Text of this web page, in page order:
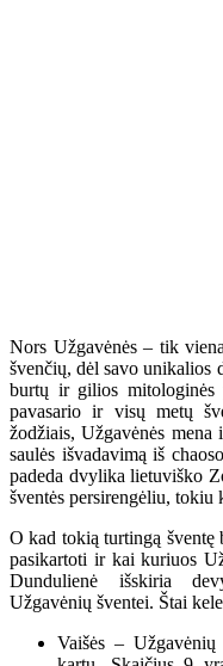
Nors Užgavėnės – tik
švenčių, dėl savo unikalios
burtų ir gilios mitologinės
pavasario ir visų metų
žodžiais, Užgavėnės
saulės išvadavimą iš
padeda dvylika lietuviško
šventės persirengėliu, tokiu
O kad tokią turtingą šventę
pasikartoti ir kai kuriuos
Dundulienė išskiria
Užgavėnių šventei. Štai
Vaišės –